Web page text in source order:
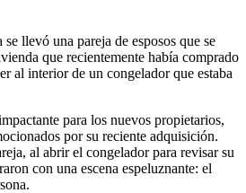
llevó una pareja de esposos que se
que recientemente había comprado
al interior de un congelador que estaba
para los nuevos propietarios,
por su reciente adquisición.
al abrir el congelador para revisar su
con una escena espeluznante: el